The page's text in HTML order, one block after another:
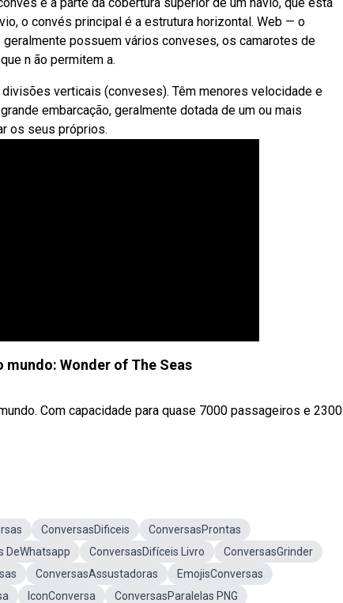
o convés principal é a estrutura horizontal. Web — o
possuem vários conveses, os camarotes de
n ão permitem a.
verticais (conveses). Têm menores velocidade e
embarcação, geralmente dotada de um ou mais
os seus próprios.
mundo: Wonder of The Seas
Com capacidade para quase 7000 passageiros e 2300
ConversasDificeis
ConversasProntas
DeWhatsapp ConversasDifíceis Livro
ConversasGrinder
ConversasAssustadoras
EmojisConversas
IconConversa
ConversasParalelas PNG